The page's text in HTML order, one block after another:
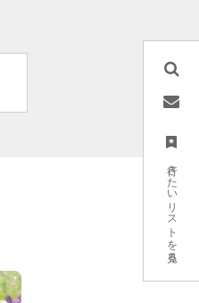
行きたいリストを見る